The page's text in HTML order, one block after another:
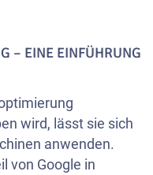
– EINE EINFÜHRUNG
wird, lässt sie sich
anwenden.
von Google in